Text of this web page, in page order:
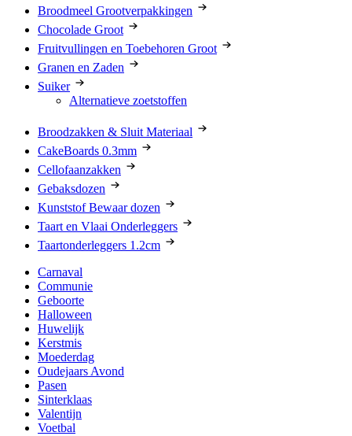
Broodmeel Grootverpakkingen
Chocolade Groot
Fruitvullingen en Toebehoren Groot
Granen en Zaden
Suiker
Alternatieve zoetstoffen
Broodzakken & Sluit Materiaal
CakeBoards 0.3mm
Cellofaanzakken
Gebaksdozen
Kunststof Bewaar dozen
Taart en Vlaai Onderleggers
Taartonderleggers 1.2cm
Carnaval
Communie
Geboorte
Halloween
Huwelijk
Kerstmis
Moederdag
Oudejaars Avond
Pasen
Sinterklaas
Valentijn
Voetbal